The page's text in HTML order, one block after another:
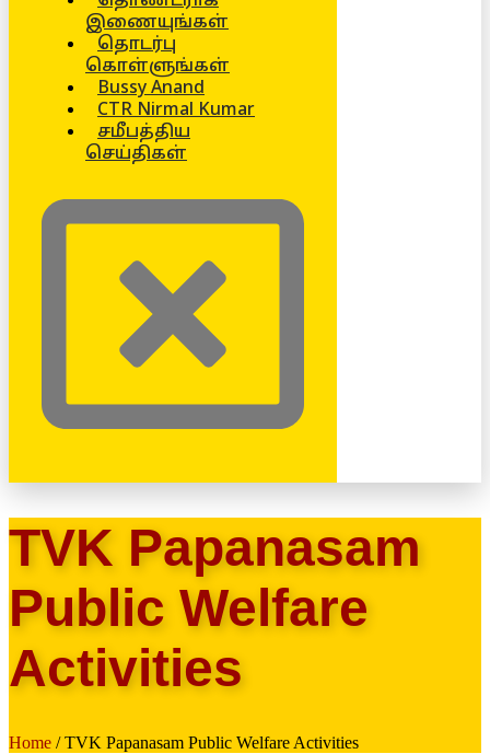
இணையுங்கள்
தொடர்பு
கொள்ளுங்கள்
Bussy Anand
CTR Nirmal Kumar
சமீபத்திய
செய்திகள்
TVK Papanasam
Public Welfare
Activities
Home / TVK Papanasam Public Welfare Activities